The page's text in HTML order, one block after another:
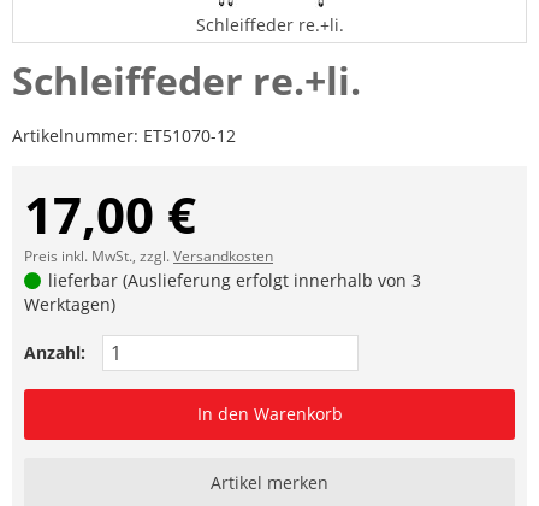
Schleiffeder re.+li.
Schleiffeder re.+li.
Artikelnummer: ET51070-12
17,00 €
Preis inkl. MwSt., zzgl.Versandkosten
lieferbar (Auslieferung erfolgt innerhalb von 3
Werktagen)
Anzahl:
In den Warenkorb
Artikel merken